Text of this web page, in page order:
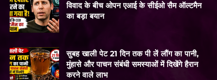
विवाद के बीच ओपन एआई के सीईओ सैम ऑल्टमैन
का बड़ा बयान
सुबह खाली पेट 21 दिन तक पी लें लौंग का पानी,
मुंहासे और पाचन संबंधी समस्याओं में दिखेंगे हैरान
करने वाले लाभ